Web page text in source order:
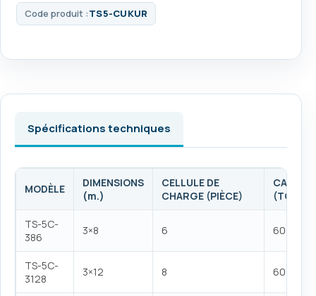
Code produit :TS5-CUKUR
Spécifications techniques
MODÈLE
DIMENSIONS
(m.)
CELLULE DE
CHARGE (PIÈCE)
TS-5C-
386
3×8 6 60-80 t
TS-5C-
3128
3×12 8 60-80 t